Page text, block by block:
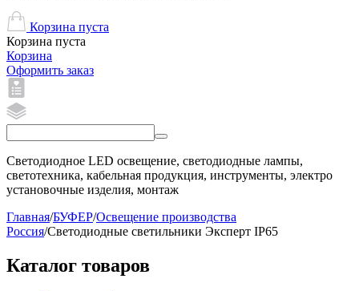
Корзина пуста
Корзина пуста
Корзина
Оформить заказ
Светодиодное LED освещение, светодиодные лампы,
светотехника, кабельная продукция, инструменты, электро
установочные изделия, монтаж
Главная/БУФЕР/Освещение производства
Россия/Светодиодные светильники Эксперт IP65
Каталог товаров